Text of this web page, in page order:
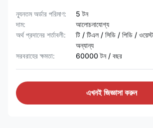
ন্যূনতম অর্ডার পরিমাণ:
5 টন
দাম:
আলোচনাযোগ্য
অর্থ প্রদানের শর্তাবলী:
টি / টিএল / সিডি / পিডি /
অন্যান্য
সরবরাহের ক্ষমতা:
60000 টন / বছর
এখনই জিজ্ঞাসা করুন